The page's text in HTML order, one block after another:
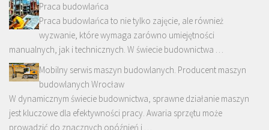
Praca budowlańca
Praca budowlańca to nie tylko zajęcie, ale również
wyzwanie, które wymaga zarówno umiejętności
manualnych, jak i technicznych. W świecie budownictwa …
Mobilny serwis maszyn budowlanych. Producent maszyn
budowlanych Wrocław
W dynamicznym świecie budownictwa, sprawne działanie maszyn
jest kluczowe dla efektywności pracy. Awaria sprzętu może
prowadzić do znacznych opóźnień i …